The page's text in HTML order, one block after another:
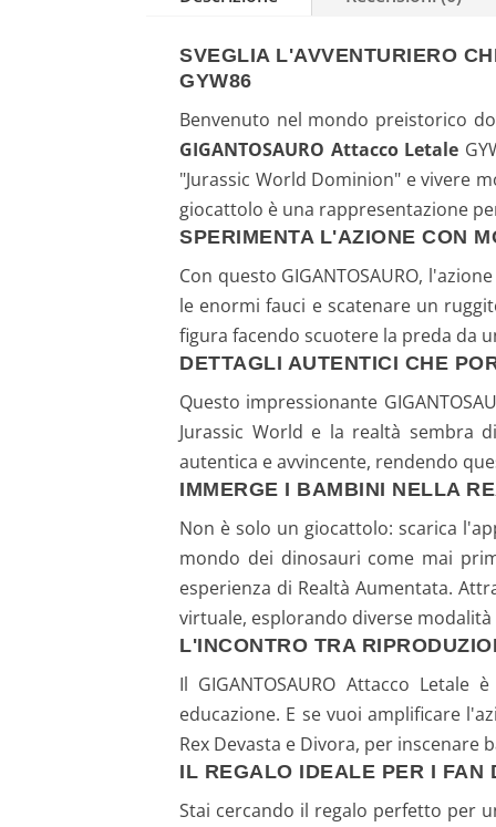
SVEGLIA L'AVVENTURIERO
GYW86
Benvenuto nel mondo preistorico
GIGANTOSAURO Attacco Letale
"Jurassic World Dominion" e vivere
giocattolo è una rappresentazione
SPERIMENTA L'AZIONE CON
Con questo GIGANTOSAURO,
le enormi fauci e scatenare un
figura facendo scuotere la preda da
DETTAGLI AUTENTICI CHE
Questo impressionante
Jurassic World e la realtà sembra
autentica e avvincente, rendendo
IMMERGE I BAMBINI NELLA
Non è solo un giocattolo: scarica
mondo dei dinosauri come mai
esperienza di Realtà Aumentata.
virtuale, esplorando diverse
L'INCONTRO TRA
Il GIGANTOSAURO Attacco
educazione. E se vuoi amplificare
Rex Devasta e Divora, per inscenare
IL REGALO IDEALE PER I FAN
Stai cercando il regalo perfetto per